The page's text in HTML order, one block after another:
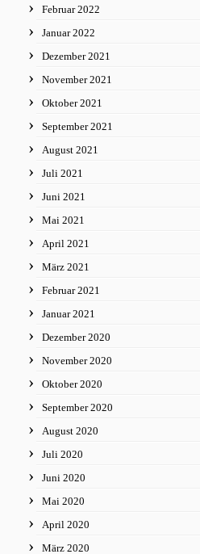
Februar 2022
Januar 2022
Dezember 2021
November 2021
Oktober 2021
September 2021
August 2021
Juli 2021
Juni 2021
Mai 2021
April 2021
März 2021
Februar 2021
Januar 2021
Dezember 2020
November 2020
Oktober 2020
September 2020
August 2020
Juli 2020
Juni 2020
Mai 2020
April 2020
März 2020